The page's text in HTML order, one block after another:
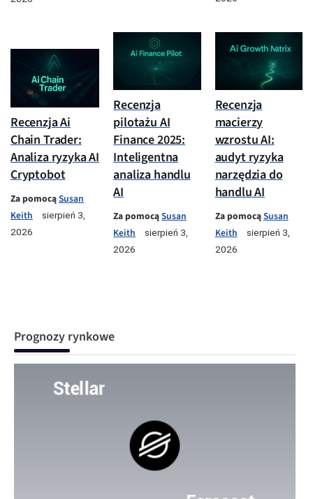
Recenzja Ai
Chain Trader:
Analiza ryzyka AI
Cryptobot
Za pomocąSusan
Keith
sierpień 3,
2026
Recenzja
pilotażu AI
Finance 2025:
Inteligentna
analiza handlu
AI
Za pomocąSusan
Keith
sierpień 3,
2026
Recenzja
macierzy
wzrostu AI:
audyt ryzyka
narzędzia do
handlu AI
Za pomocąSusan
Keith
sierpień 3,
2026
Prognozy rynkowe